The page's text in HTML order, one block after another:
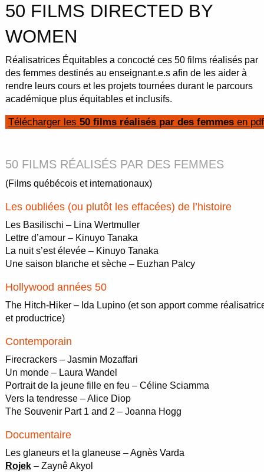
50 FILMS DIRECTED BY
WOMEN
Réalisatrices Équitables a concocté ces 50 films réalisés par
des femmes destinés au enseignant.e.s afin de les aider à
rendre leurs cours et les projets tournées durant le parcours
académique plus équitables et inclusifs.
Télécharger les 50 films réalisés par des femmesen pdf
50 FILMS RÉALISÉS PAR DES FEMMES
(Films québécois et internationaux)
Les oubliées (ou plutôt les effacées) de l’histoire
Les Basilischi – Lina Wertmuller
Lettre d’amour – Kinuyo Tanaka
La nuit s’est élevée – Kinuyo Tanaka
Une saison blanche et sèche – Euzhan Palcy
Hollywood années 50
The Hitch-Hiker – Ida Lupino (et son apport comme
et productrice)
Contemporain
Firecrackers – Jasmin Mozaffari
Un monde – Laura Wandel
Portrait de la jeune fille en feu – Céline Sciamma
Vers la tendresse – Alice Diop
The Souvenir Part 1 and 2 – Joanna Hogg
Documentaire
Les glaneurs et la glaneuse – Agnès Varda
Rojek– Zaynê Akyol